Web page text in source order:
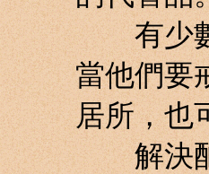
有少數
當他們要
居所，也
解決酗